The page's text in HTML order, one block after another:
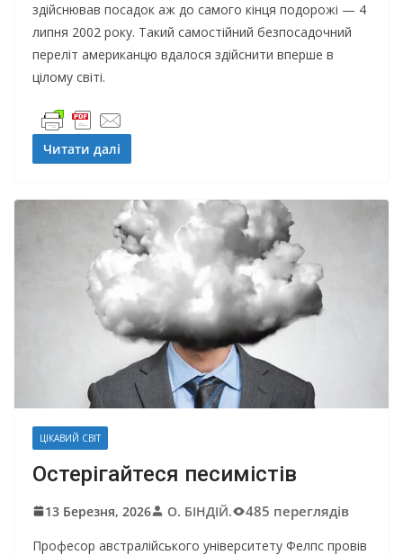
здійснював посадок аж до самого кінця подорожі — 4
липня 2002 року. Такий самостійний безпосадочний
переліт американцю вдалося здійснити вперше в
цілому світі.
Читати далі
ЦІКАВИЙ СВІТ
Остерігайтеся песимістів
13 Березня, 2026 О. БІНДІЙ. 485 переглядів
Професор австралійського університету Фелпс провів